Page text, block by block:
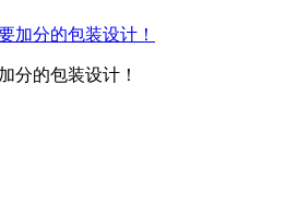
分的包装设计！